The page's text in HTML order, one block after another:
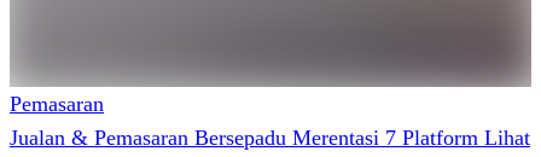
Pemasaran
Jualan & Pemasaran Bersepadu Merentasi 7 Platform Lihat